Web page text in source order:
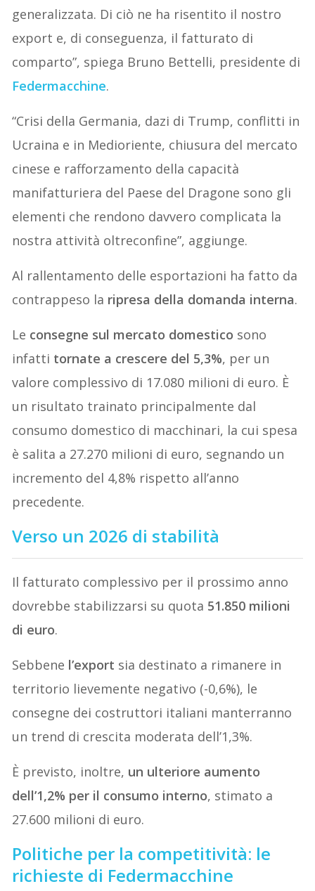
generalizzata. Di ciò ne ha risentito il nostro
export e, di conseguenza, il fatturato di
comparto”, spiega Bruno Bettelli, presidente di
Federmacchine.
“Crisi della Germania, dazi di Trump, conflitti in
Ucraina e in Medioriente, chiusura del mercato
cinese e rafforzamento della capacità
manifatturiera del Paese del Dragone sono gli
elementi che rendono davvero complicata la
nostra attività oltreconfine”, aggiunge.
Al rallentamento delle esportazioni ha fatto da
contrappeso la ripresa della domanda interna.
Le consegne sul mercato domestico sono
infatti tornate a crescere del 5,3%, per un
valore complessivo di 17.080 milioni di euro. È
un risultato trainato principalmente dal
consumo domestico di macchinari, la cui spesa
è salita a 27.270 milioni di euro, segnando un
incremento del 4,8% rispetto all’anno
precedente.
Verso un 2026 di stabilità
Il fatturato complessivo per il prossimo anno
dovrebbe stabilizzarsi su quota 51.850 milioni
di euro.
Sebbene l’export sia destinato a rimanere in
territorio lievemente negativo (-0,6%), le
consegne dei costruttori italiani manterranno
un trend di crescita moderata dell’1,3%.
È previsto, inoltre, un ulteriore aumento
dell’1,2% per il consumo interno, stimato a
27.600 milioni di euro.
Politiche per la competitività: le
richieste di Federmacchine